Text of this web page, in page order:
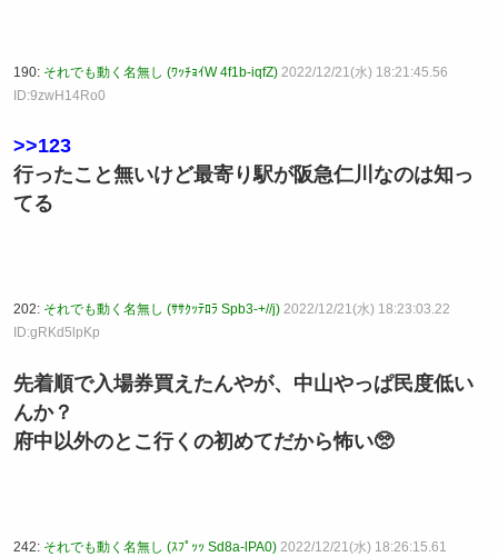
190: それでも動く名無し (ﾜｯﾁｮｲW 4f1b-iqfZ) 2022/12/21(水) 18:21:45.56
ID:9zwH14Ro0
>>123
行ったこと無いけど最寄り駅が阪急仁川なのは知っ
てる
202: それでも動く名無し (ｻｻｸｯﾃﾛﾗ Spb3-+//j) 2022/12/21(水) 18:23:03.22
ID:gRKd5lpKp
先着順で入場券買えたんやが、中山やっぱ民度低い
んか？
府中以外のとこ行くの初めてだから怖い🥺
242: それでも動く名無し (ｽﾌﾟｯｯ Sd8a-lPA0) 2022/12/21(水) 18:26:15.61